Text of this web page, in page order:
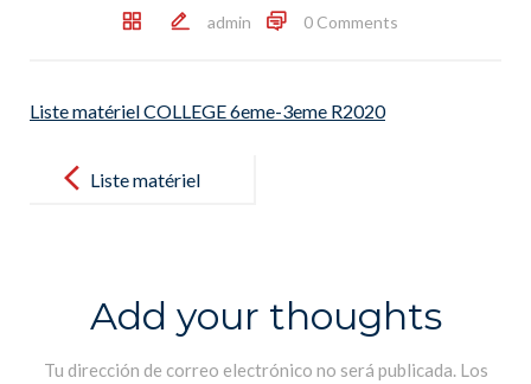
admin 0 Comments
Liste matériel COLLEGE 6eme-3eme R2020
navigationListe matériel
Add your thoughts
Tu dirección de correo electrónico no será publicada. Los